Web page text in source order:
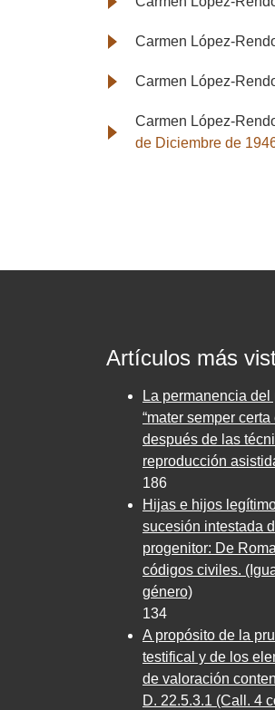
Carmen López-
Carmen López-
Carmen López-
de Diciembre de
Artículos más
La permanencia
“mater semper certa
después de las
reproducción
186
Hijas e hijos
sucesión intestada
progenitor: De
códigos civiles.
género)
134
A propósito de la
testifical y de los
de valoración
D. 22.5.3.1 (Call. 4